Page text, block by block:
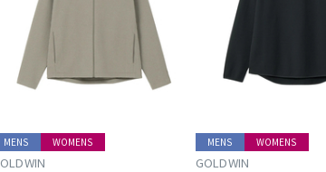
MENS WOMENS MENS WOMENS
GOLDWIN